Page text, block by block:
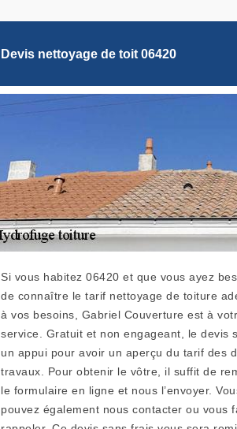
Devis nettoyage de toit 06420
Si vous habitez 06420 et que vous ayez
de connaître le tarif nettoyage de toiture
à vos besoins, Gabriel Couverture est à
service. Gratuit et non engageant, le devis
un appui pour avoir un aperçu du tarif des
travaux. Pour obtenir le vôtre, il suffit de
le formulaire en ligne et nous l’envoyer.
pouvez également nous contacter ou vous